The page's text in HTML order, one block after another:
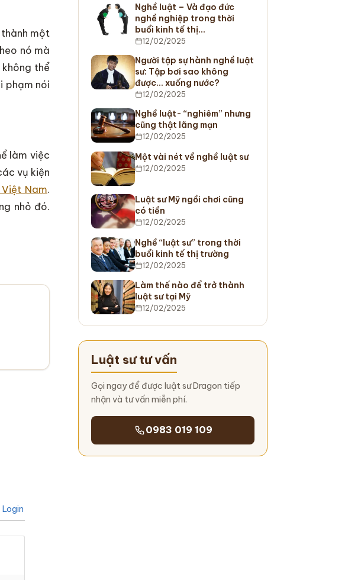
một
nó mà
thể
phạm nói
làm việc
vụ kiện
Nam.
nhỏ đó.
Login
Nghề luật – Và đạo đức
nghề nghiệp trong thời
buổi kinh tế thị…
12/02/2025
Người tập sự hành nghề luật
sư: Tập bơi sao không
được… xuống nước?
12/02/2025
Nghề luật- “nghiêm” nhưng
cũng thật lãng mạn
12/02/2025
Một vài nét về nghề luật sư
12/02/2025
Luật sư Mỹ ngồi chơi cũng
có tiền
12/02/2025
Nghề “luật sư” trong thời
buổi kinh tế thị trường
12/02/2025
Làm thế nào để trở thành
luật sư tại Mỹ
12/02/2025
Luật sư tư vấn
Gọi ngay để được luật sư Dragon tiếp
nhận và tư vấn miễn phí.
0983 019 109